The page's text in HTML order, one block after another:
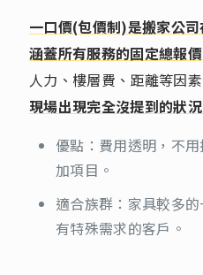
一口價(包價制)是搬家公
涵蓋所有服務的固定總報價
人力、樓層費、距離等因
現場出現完全沒提到的狀
優點：費用透明，不
加項目。
適合族群：家具較多
有特殊需求的客戶。